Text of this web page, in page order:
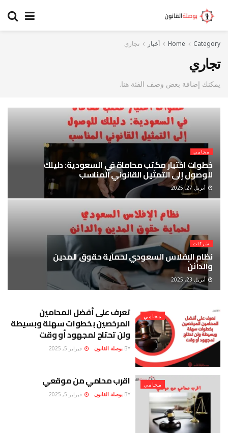
Home Category أخبار تجاري
تجاري
يمكنك إضافة بعض وصف الفئة هنا.
محامي
خطوات اختيار مكتب محاماة في السعودية: دليلك
للوصول إلى التمثيل القانوني المناسب
أبريل 27, 2025
شركات
نظام الإفلاس السعودي لحماية حقوق المدين
والدائن
أبريل 23, 2025
محامي تعرف على أفضل المحامين
المرخصين بخطوات سهلة وبسيطة
ولن تحتاج لمجهود أو وقت
BY بوصلة القانون فبراير 5, 2025
محامي اقرب محامي من موقعي
BY بوصلة القانون فبراير 5, 2025